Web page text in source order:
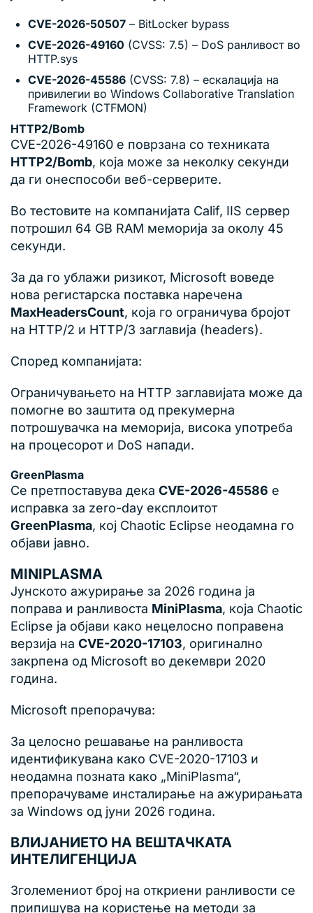
CVE-2026-50507 – BitLocker bypass
CVE-2026-49160 (CVSS: 7.5) – DoS ранливост во
HTTP.sys
CVE-2026-45586 (CVSS: 7.8) – ескалација на
привилегии во Windows Collaborative Translation
Framework (CTFMON)
HTTP2/Bomb
CVE-2026-49160 е поврзана со техниката
HTTP2/Bomb, која може за неколку секунди
да ги онеспособи веб-серверите.
Во тестовите на компанијата Calif, IIS сервер
потрошил 64 GB RAM меморија за околу 45
секунди.
За да го ублажи ризикот, Microsoft воведе
нова регистарска поставка наречена
MaxHeadersCount, која го ограничува бројот
на HTTP/2 и HTTP/3 заглавија (headers).
Според компанијата:
Ограничувањето на HTTP заглавијата може да
помогне во заштита од прекумерна
потрошувачка на меморија, висока употреба
на процесорот и DoS напади.
GreenPlasma
Се претпоставува дека CVE-2026-45586 е
исправка за zero-day експлоитот
GreenPlasma, кој Chaotic Eclipse неодамна го
објави јавно.
MINIPLASMA
Јунското ажурирање за 2026 година ја
поправа и ранливоста MiniPlasma, која Chaotic
Eclipse ја објави како нецелосно поправена
верзија на CVE-2020-17103, оригинално
закрпена од Microsoft во декември 2020
година.
Microsoft препорачува:
За целосно решавање на ранливоста
идентификувана како CVE-2020-17103 и
неодамна позната како „MiniPlasma“,
препорачуваме инсталирање на ажурирањата
за Windows од јуни 2026 година.
ВЛИЈАНИЕТО НА ВЕШТАЧКАТА
ИНТЕЛИГЕНЦИЈА
Зголемениот број на откриени ранливости се
припишува на користење на методи за